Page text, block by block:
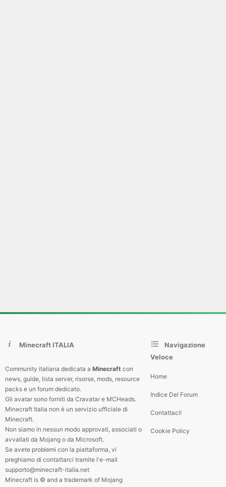
Minecraft ITALIA
Community italiana dedicata a Minecraft con
news, guide, lista server, risorse, mods, resource
packs e un forum dedicato.
Gli avatar sono forniti da Cravatar e MCHeads.
Minecraft Italia non è un servizio ufficiale di
Minecraft.
Non siamo in nessun modo approvati, associati o
avvallati da Mojang o da Microsoft.
Se avete problemi con la piattaforma, vi
preghiamo di contattarci tramite l'e-mail
supporto@minecraft-italia.net
Minecraft is © and a trademark of Mojang
Navigazione
Veloce
Home
Indice Del Forum
Contattaci!
Cookie Policy